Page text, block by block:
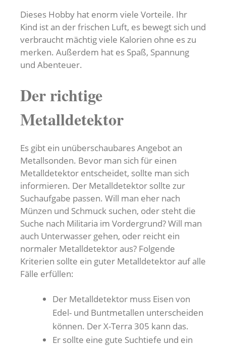
Dieses Hobby hat enorm viele Vorteile. Ihr
Kind ist an der frischen Luft, es bewegt sich und
verbraucht mächtig viele Kalorien ohne es zu
merken. Außerdem hat es Spaß, Spannung
und Abenteuer.
Der richtige
Metalldetektor
Es gibt ein unüberschaubares Angebot an
Metallsonden. Bevor man sich für einen
Metalldetektor entscheidet, sollte man sich
informieren. Der Metalldetektor sollte zur
Suchaufgabe passen. Will man eher nach
Münzen und Schmuck suchen, oder steht die
Suche nach Militaria im Vordergrund? Will man
auch Unterwasser gehen, oder reicht ein
normaler Metalldetektor aus? Folgende
Kriterien sollte ein guter Metalldetektor auf alle
Fälle erfüllen:
Der Metalldetektor muss Eisen von
Edel- und Buntmetallen unterscheiden
können. Der X-Terra 305 kann das.
Er sollte eine gute Suchtiefe und ein